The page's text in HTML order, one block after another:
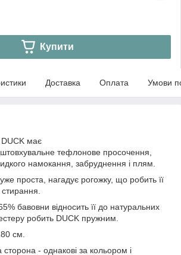
Купити
Доставка Оплата Умови
DUCK має
тефлонове просочення,
намокання, забруднення і плям.
проста, нагадує рогожку, що робить її
бавовни відносить її до натуральних
робить DUCK пружним.
см.
сторона - однакові за кольором і